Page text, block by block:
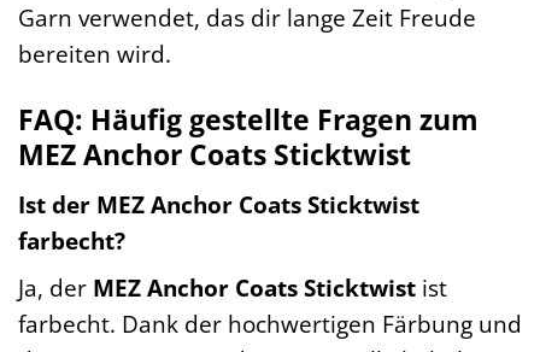
Garn verwendet, das dir lange Zeit Freude
bereiten wird.
FAQ: Häufig gestellte Fragen zum
MEZ Anchor Coats Sticktwist
Ist der MEZ Anchor Coats Sticktwist
farbecht?
Ja, der MEZ Anchor Coats Sticktwist ist
farbecht. Dank der hochwertigen Färbung und